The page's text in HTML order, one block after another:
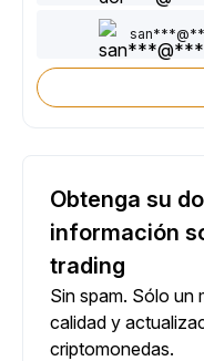
Obtenga su
información
trading
Sin spam. Sólo un
calidad y
criptomonedas.